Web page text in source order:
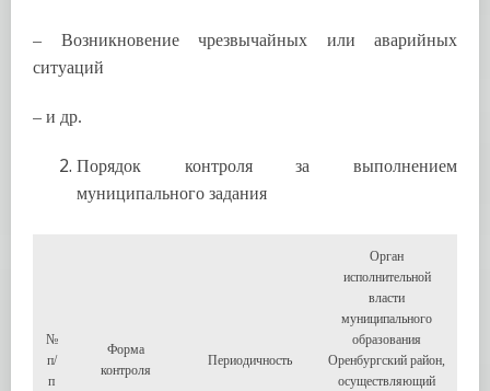
– Возникновение чрезвычайных или аварийных
ситуаций
– и др.
Порядок контроля за выполнением
муниципального задания
№
п/
п
Форма
контроля
Периодичность
Орган
исполнительной
власти
муниципального
образования
Оренбургский район,
осуществляющий